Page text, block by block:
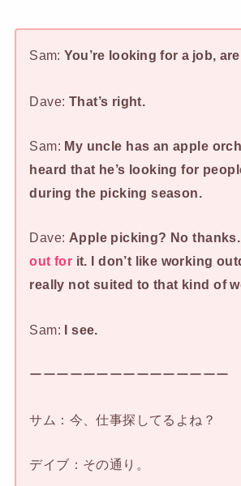
Sam: You’re looking for a job,
Dave: That’s right.
Sam: My uncle has an apple
heard that he’s looking for
during the picking season.
Dave: Apple picking? No thanks.
out for it. I don’t like working
really not suited to that kind of
Sam: I see.
ーーーーーーーーーーーーーーー
サム：今、仕事探してるよね？
デイブ：その通り。